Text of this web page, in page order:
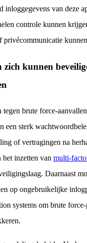
inloggegevens van deze
controle kunnen
privécommunicatie
zich kunnen
tegen brute force-
een sterk
of vertragingen na
inzetten van multi-
Daarnaast
op ongebruikelijke
systems om brute